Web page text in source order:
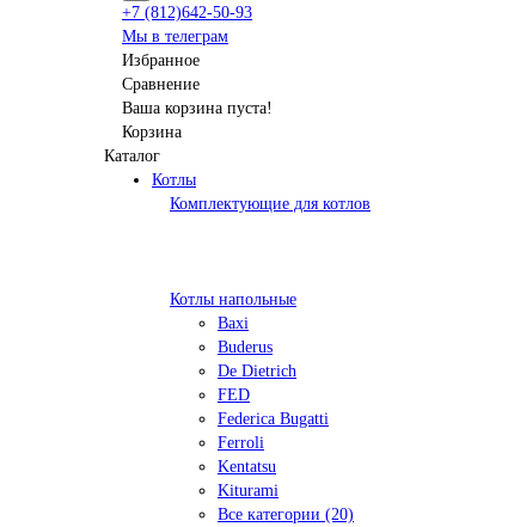
+7 (812)642-50-93
Мы в телеграм
Избранное
Сравнение
Ваша корзина пуста!
Корзина
Каталог
Котлы
Комплектующие для котлов
Котлы напольные
Baxi
Buderus
De Dietrich
FED
Federica Bugatti
Ferroli
Kentatsu
Kiturami
Все категории (20)